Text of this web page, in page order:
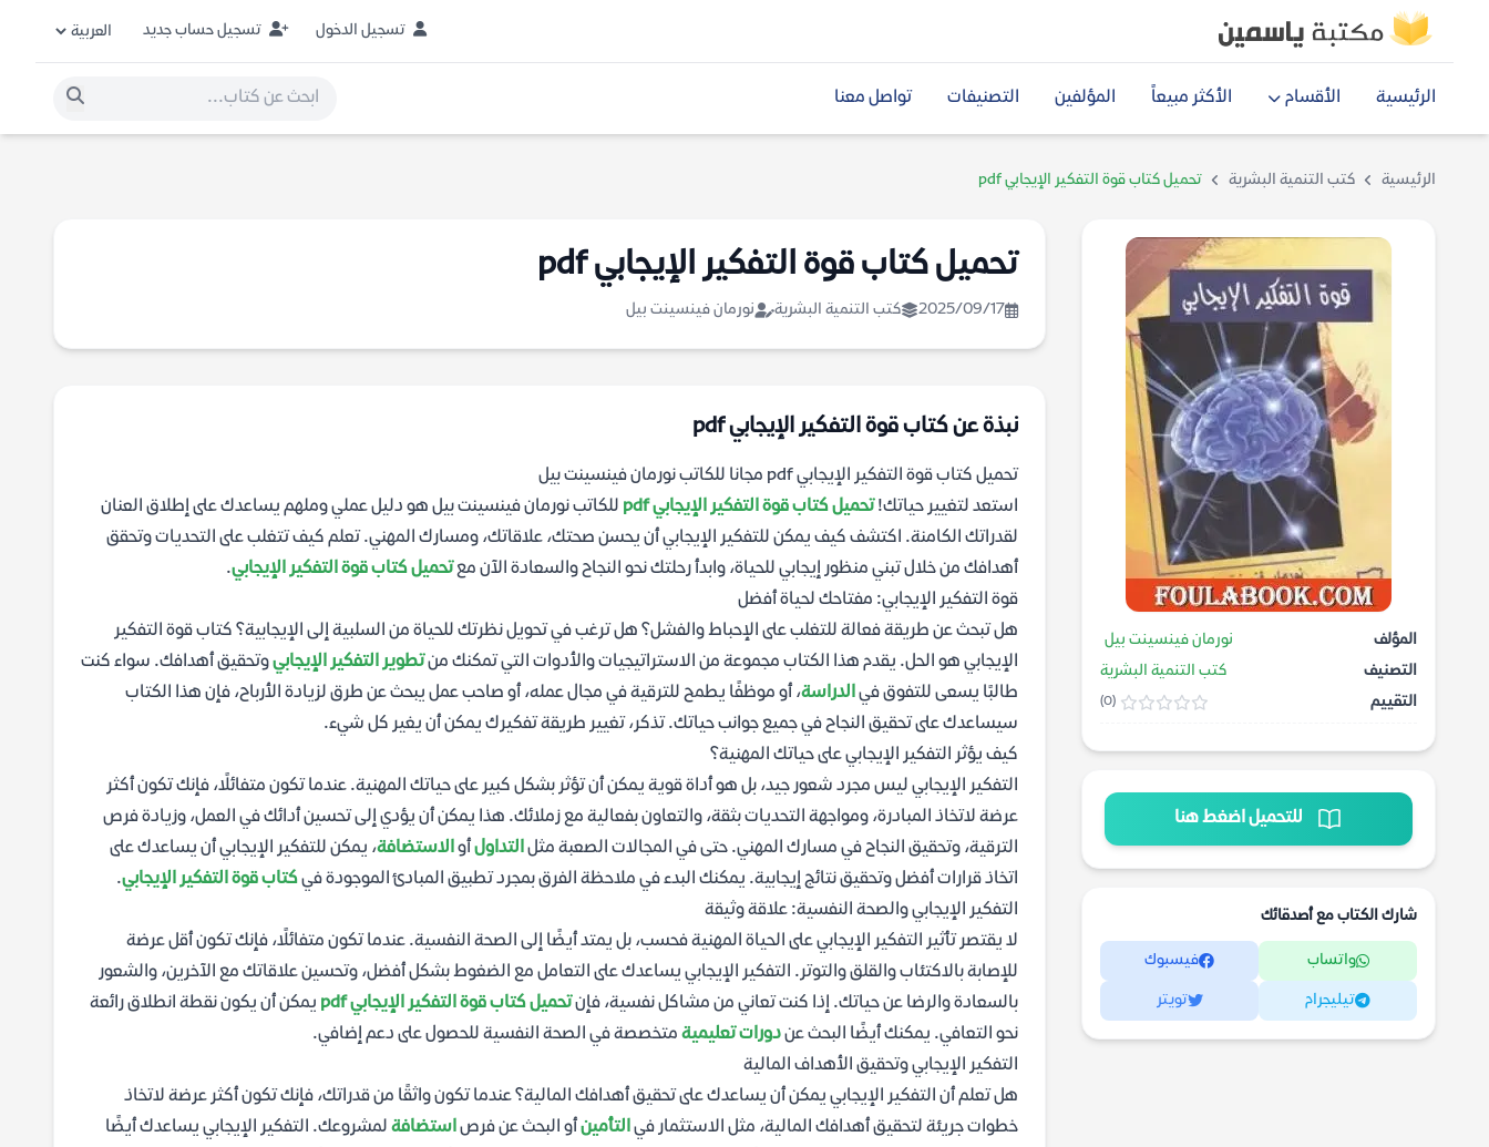
تسجيل الدخول تسجيل حساب جديد
الرئيسية الأقسام الأكثر مبيعاً المؤلفين التصنيفات تواصل معنا
الرئيسية كتب التنمية البشرية تحميل كتاب قوة التفكير الإيجابي pdf
المؤلف
نورمان فينسينت بيل
التصنيف
كتب التنمية البشرية
التقييم
(0)
للتحميل اضغط هنا
شارك الكتاب مع أصدقائك
واتساب فيسبوك
تيليجرام تويتر
تحميل كتاب قوة التفكير الإيجابي pdf
2025/09/17 كتب التنمية البشرية نورمان فينسينت بيل
نبذة عن كتاب قوة التفكير الإيجابي pdf
تحميل كتاب قوة التفكير الإيجابي pdf مجانا للكاتب نورمان فينسينت بيل
استعد لتغيير حياتك!تحميل كتاب قوة التفكير الإيجابي pdf
للكاتب نورمان فينسينت بيل هو دليل عملي وملهم يساعدك على إطلاق العنان
لقدراتك الكامنة. اكتشف كيف يمكن للتفكير الإيجابي أن يحسن صحتك، علاقاتك، ومسارك المهني. تعلم كيف تتغلب على التحديات وتحقق
أهدافك من خلال تبني منظور إيجابي للحياة، وابدأ رحلتك نحو النجاح والسعادة الآن معتحميل كتاب قوة التفكير الإيجابي.
قوة التفكير الإيجابي: مفتاحك لحياة أفضل
هل تبحث عن طريقة فعالة للتغلب على الإحباط والفشل؟ هل ترغب في تحويل نظرتك للحياة من السلبية إلى الإيجابية؟ كتاب قوة التفكير
الإيجابي هو الحل. يقدم هذا الكتاب مجموعة من الاستراتيجيات والأدوات التي تمكنك منتطوير التفكير الإيجابيوتحقيق أهدافك. سواء كنت
طالبًا يسعى للتفوق فيالدراسة، أو موظفًا يطمح للترقية في مجال عمله، أو صاحب عمل يبحث عن طرق لزيادة الأرباح، فإن هذا الكتاب
سيساعدك على تحقيق النجاح في جميع جوانب حياتك. تذكر، تغيير طريقة تفكيرك يمكن أن يغير كل شيء.
كيف يؤثر التفكير الإيجابي على حياتك المهنية؟
التفكير الإيجابي ليس مجرد شعور جيد، بل هو أداة قوية يمكن أن تؤثر بشكل كبير على حياتك المهنية. عندما تكون متفائلًا، فإنك تكون أكثر
عرضة لاتخاذ المبادرة، ومواجهة التحديات بثقة، والتعاون بفعالية مع زملائك. هذا يمكن أن يؤدي إلى تحسين أدائك في العمل، وزيادة فرص
الترقية، وتحقيق النجاح في مسارك المهني. حتى في المجالات الصعبة مثلالتداولأوالاستضافة، يمكن للتفكير الإيجابي أن يساعدك على
اتخاذ قرارات أفضل وتحقيق نتائج إيجابية. يمكنك البدء في ملاحظة الفرق بمجرد تطبيق المبادئ الموجودة فيكتاب قوة التفكير الإيجابي.
التفكير الإيجابي والصحة النفسية: علاقة وثيقة
لا يقتصر تأثير التفكير الإيجابي على الحياة المهنية فحسب، بل يمتد أيضًا إلى الصحة النفسية. عندما تكون متفائلًا، فإنك تكون أقل عرضة
للإصابة بالاكتئاب والقلق والتوتر. التفكير الإيجابي يساعدك على التعامل مع الضغوط بشكل أفضل، وتحسين علاقاتك مع الآخرين، والشعور
بالسعادة والرضا عن حياتك. إذا كنت تعاني من مشاكل نفسية، فإنتحميل كتاب قوة التفكير الإيجابي pdf
يمكن أن يكون نقطة انطلاق رائعة
نحو التعافي. يمكنك أيضًا البحث عندورات تعليمية متخصصة في الصحة النفسية للحصول على دعم إضافي.
التفكير الإيجابي وتحقيق الأهداف المالية
هل تعلم أن التفكير الإيجابي يمكن أن يساعدك على تحقيق أهدافك المالية؟ عندما تكون واثقًا من قدراتك، فإنك تكون أكثر عرضة لاتخاذ
خطوات جريئة لتحقيق أهدافك المالية، مثل الاستثمار فيالتأمينأو البحث عن فرصاستضافة لمشروعك. التفكير الإيجابي يساعدك أيضًا